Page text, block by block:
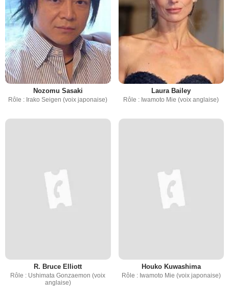
Nozomu Sasaki
Rôle : Irako Seigen (voix japonaise)
Laura Bailey
Rôle : Iwamoto Mie (voix anglaise)
R. Bruce Elliott
Rôle : Ushimata Gonzaemon (voix
anglaise)
Houko Kuwashima
Rôle : Iwamoto Mie (voix japonaise)